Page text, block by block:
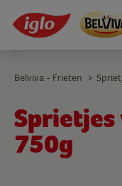
Sprietjes
750g
Belviva - Frieten >